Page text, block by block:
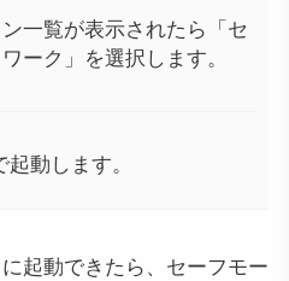
一覧が表示されたら「セ
ーク」を選択します。
動します。
起動できたら、セーフモー